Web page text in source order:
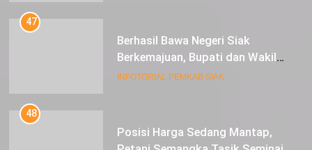
47
Berhasil Bawa Negeri Siak
Berkemajuan, Bupati dan Wakil
Bupati Siak Terima Gelar Adat
INFOTORIAL PEMKAB SIAK
48
Posisi Harga Sedang Mantap,